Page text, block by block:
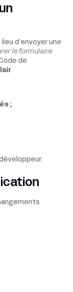
d’envoyer une
le formulaire
de
.
;